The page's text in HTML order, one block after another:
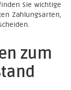
Sie wichtige
Zahlungsarten,
zum